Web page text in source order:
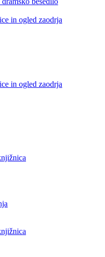
in ogled zaodrja
in ogled zaodrja